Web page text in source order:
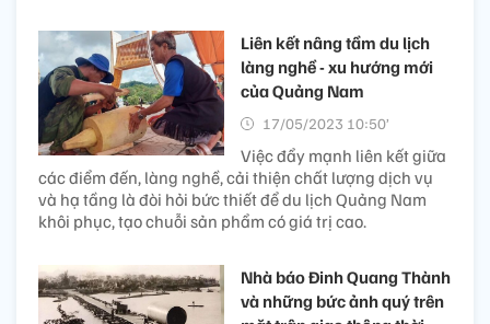
Liên kết nâng tầm du lịch
làng nghề - xu hướng mới
của Quảng Nam
17/05/2023 10:50’
Việc đẩy mạnh liên kết giữa
các điểm đến, làng nghề, cải thiện chất lượng dịch vụ
và hạ tầng là đòi hỏi bức thiết để du lịch Quảng Nam
khôi phục, tạo chuỗi sản phẩm có giá trị cao.
Nhà báo Đinh Quang Thành
và những bức ảnh quý trên